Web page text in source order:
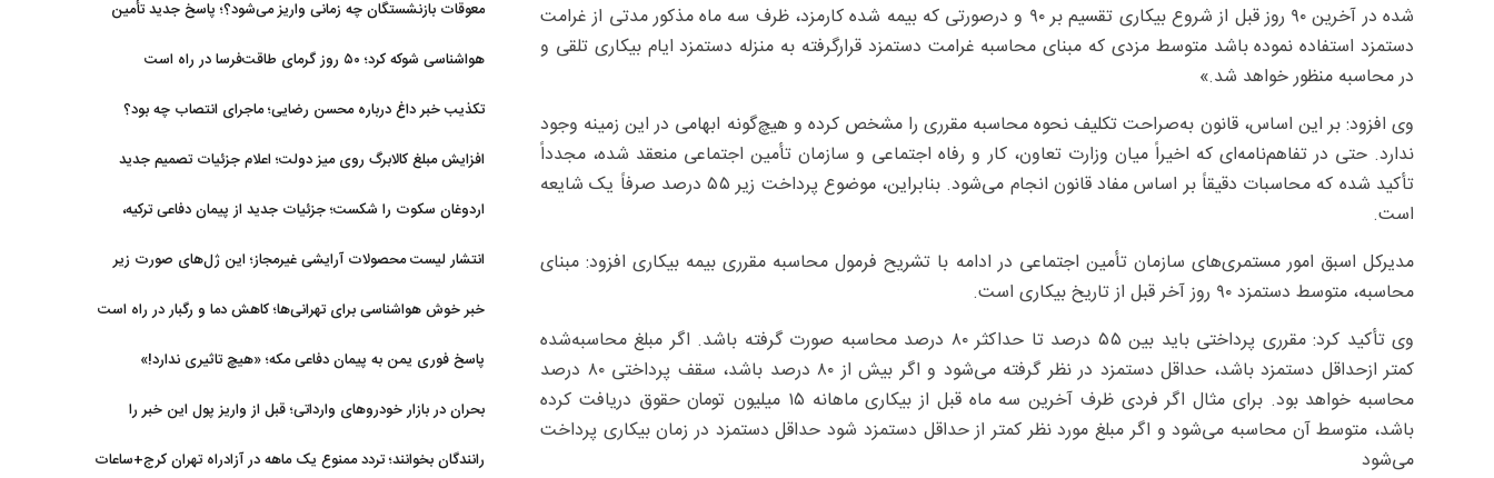
شده در آخرین ۹۰ روز قبل از شروع بیکاری تقسیم بر ۹۰ و درصورتی که بیمه شده کارمزد، ظرف سه ماه مذکور مدتی از غرامت
دستمزد استفاده نموده باشد متوسط مزدی که مبنای محاسبه غرامت دستمزد قرارگرفته به منزله دستمزد ایام بیکاری تلقی و
در محاسبه منظور خواهد شد.»
وی افزود: بر این اساس، قانون به‌صراحت تکلیف نحوه محاسبه مقرری را مشخص کرده و هیچ‌گونه ابهامی در این زمینه وجود
ندارد. حتی در تفاهم‌نامه‌ای که اخیراً میان وزارت تعاون، کار و رفاه اجتماعی و سازمان تأمین اجتماعی منعقد شده، مجدداً
تأکید شده که محاسبات دقیقاً بر اساس مفاد قانون انجام می‌شود. بنابراین، موضوع پرداخت زیر ۵۵ درصد صرفاً یک شایعه
است.
مدیرکل اسبق امور مستمری‌های سازمان تأمین اجتماعی در ادامه با تشریح فرمول محاسبه مقرری بیمه بیکاری افزود: مبنای
محاسبه، متوسط دستمزد ۹۰ روز آخر قبل از تاریخ بیکاری است.
وی تأکید کرد: مقرری پرداختی باید بین ۵۵ درصد تا حداکثر ۸۰ درصد محاسبه صورت گرفته باشد. اگر مبلغ محاسبه‌شده
کمتر ازحداقل دستمزد باشد، حداقل دستمزد در نظر گرفته می‌شود و اگر بیش از ۸۰ درصد باشد، سقف پرداختی ۸۰ درصد
محاسبه خواهد بود. برای مثال اگر فردی ظرف آخرین سه ماه قبل از بیکاری ماهانه ۱۵ میلیون تومان حقوق دریافت کرده
باشد، متوسط آن محاسبه می‌شود و اگر مبلغ مورد نظر کمتر از حداقل دستمزد شود حداقل دستمزد در زمان بیکاری پرداخت
می‌شود
معوقات بازنشستگان چه زمانی واریز می‌شود؟؛ پاسخ جدید تأمین
هواشناسی شوکه کرد؛ ۵۰ روز گرمای طاقت‌فرسا در راه است
تکذیب خبر داغ درباره محسن رضایی؛ ماجرای انتصاب چه بود؟
افزایش مبلغ کالابرگ روی میز دولت؛ اعلام جزئیات تصمیم جدید
اردوغان سکوت را شکست؛ جزئیات جدید از پیمان دفاعی ترکیه،
انتشار لیست محصولات آرایشی غیرمجاز؛ این ژل‌های صورت زیر
خبر خوش هواشناسی برای تهرانی‌ها؛ کاهش دما و رگبار در راه است
پاسخ فوری یمن به پیمان دفاعی مکه؛ «هیچ تاثیری ندارد!»
بحران در بازار خودروهای وارداتی؛ قبل از واریز پول این خبر را
رانندگان بخوانند؛ تردد ممنوع یک ماهه در آزادراه تهران کرج+ساعات